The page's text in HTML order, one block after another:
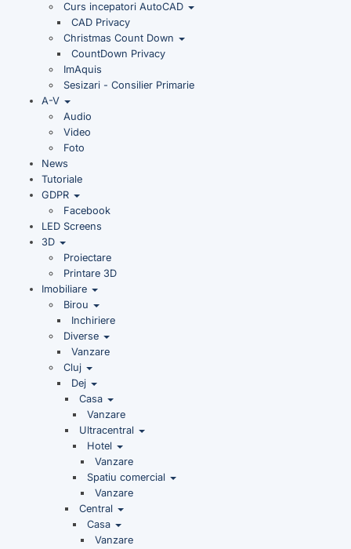
Curs incepatori AutoCAD
CAD Privacy
Christmas Count Down
CountDown Privacy
ImAquis
Sesizari - Consilier Primarie
A-V
Audio
Video
Foto
News
Tutoriale
GDPR
Facebook
LED Screens
3D
Proiectare
Printare 3D
Imobiliare
Birou
Inchiriere
Diverse
Vanzare
Cluj
Dej
Casa
Vanzare
Ultracentral
Hotel
Vanzare
Spatiu comercial
Vanzare
Central
Casa
Vanzare